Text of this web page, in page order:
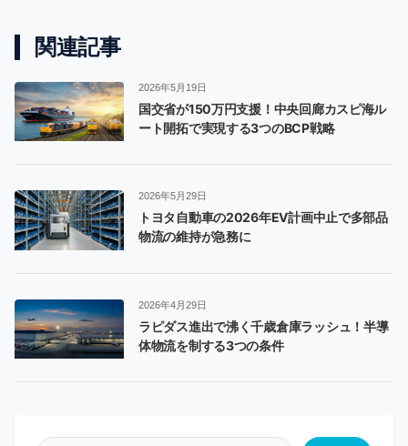
関連記事
2026年5月19日
国交省が150万円支援！中央回廊カスピ海ル
ート開拓で実現する3つのBCP戦略
2026年5月29日
トヨタ自動車の2026年EV計画中止で多部品
物流の維持が急務に
2026年4月29日
ラピダス進出で沸く千歳倉庫ラッシュ！半導
体物流を制する3つの条件